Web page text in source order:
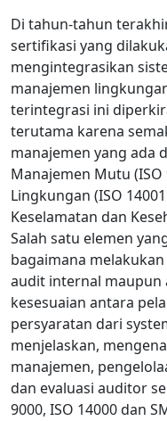
Di tahun-tahun
sertifikasi yang
mengintegrasikan
manajemen
terintegrasi ini
terutama karena
manajemen yang ada
Manajemen Mutu (ISO
Lingkungan (ISO
Keselamatan dan
Salah satu elemen
bagaimana
audit internal
kesesuaian antara
persyaratan dari
menjelaskan,
manajemen,
dan evaluasi auditor
9000, ISO 14000 dan